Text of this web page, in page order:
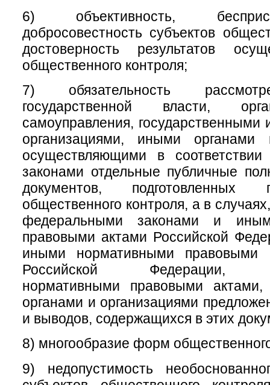
6) объективность,
добросовестность субъектов
достоверность результатов
общественного контроля;
7) обязательность
государственной власти,
самоуправления,
организациями, иными органами
осуществляющими в
законами отдельные публичные
документов, подготовленных
общественного контроля, а в
федеральными законами и
правовыми актами Российской
иными нормативными правовыми
Российской Федерации,
нормативными правовыми
органами и организациями
и выводов, содержащихся в этих
8) многообразие форм
9) недопустимость